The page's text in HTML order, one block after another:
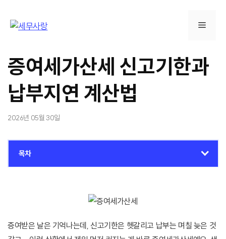
메
뉴
증여세가산세 신고기한과
납부지연 계산법
2026년 05월 30일
목차
증여받은 날은 기억나는데, 신고기한은 헷갈리고 납부는 며칠 늦은 것